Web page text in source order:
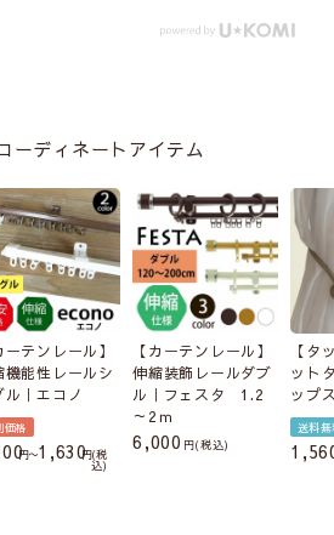
ーディネートアイテム
ーテンレール】
機能性レールシ
ル｜エコノ
価格
〜1,630 税
込
【カーテンレール】
伸縮装飾レールダブ
ル｜フェスタ 1.2
～2ｍ
6,000 税込
【タ
ット
ップ
送料無